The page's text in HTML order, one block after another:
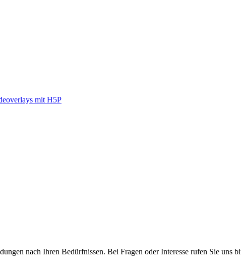
mit H5P
nach Ihren Bedürfnissen. Bei Fragen oder Interesse rufen Sie uns